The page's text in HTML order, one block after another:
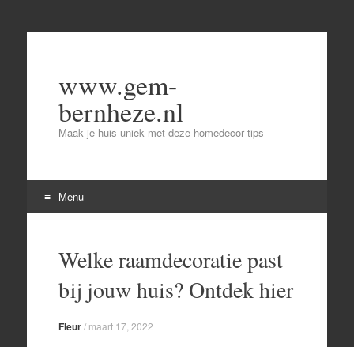
www.gem-
bernheze.nl
Maak je huis uniek met deze homedecor tips
Menu
contentWelke raamdecoratie past
bij jouw huis? Ontdek hier
Fleur/ maart 17, 2022